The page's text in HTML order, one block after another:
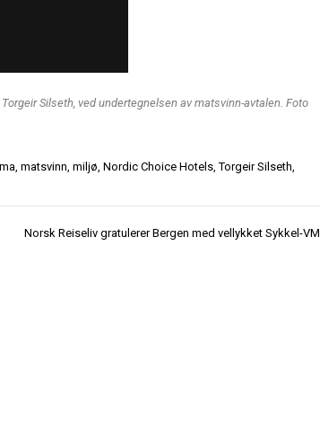
Silseth, ved undertegnelsen av matsvinn-avtalen. Foto
matsvinn miljø Nordic Choice Hotels ,Torgeir Silseth
Norsk Reiseliv gratulerer Bergen med vellykket Sykkel-VM